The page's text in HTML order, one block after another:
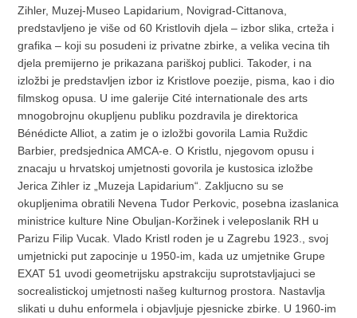
Zihler, Muzej-Museo Lapidarium, Novigrad-Cittanova,
predstavljeno je više od 60 Kristlovih djela – izbor slika, crteža i
grafika – koji su posudeni iz privatne zbirke, a velika vecina tih
djela premijerno je prikazana pariškoj publici. Takoder, i na
izložbi je predstavljen izbor iz Kristlove poezije, pisma, kao i dio
filmskog opusa. U ime galerije Cité internationale des arts
mnogobrojnu okupljenu publiku pozdravila je direktorica
Bénédicte Alliot, a zatim je o izložbi govorila Lamia Ruždic
Barbier, predsjednica AMCA-e. O Kristlu, njegovom opusu i
znacaju u hrvatskoj umjetnosti govorila je kustosica izložbe
Jerica Zihler iz „Muzeja Lapidarium“. Zakljucno su se
okupljenima obratili Nevena Tudor Perkovic, posebna izaslanica
ministrice kulture Nine Obuljan-Koržinek i veleposlanik RH u
Parizu Filip Vucak. Vlado Kristl roden je u Zagrebu 1923., svoj
umjetnicki put zapocinje u 1950-im, kada uz umjetnike Grupe
EXAT 51 uvodi geometrijsku apstrakciju suprotstavljajuci se
socrealistickoj umjetnosti našeg kulturnog prostora. Nastavlja
slikati u duhu enformela i objavljuje pjesnicke zbirke. U 1960-im